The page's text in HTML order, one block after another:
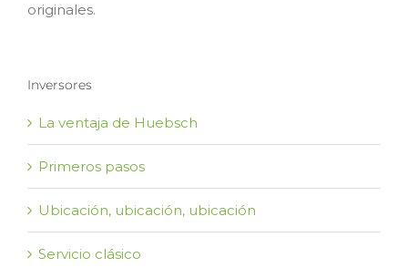
originales.
Inversores
La ventaja de Huebsch
Primeros pasos
Ubicación, ubicación, ubicación
Servicio clásico